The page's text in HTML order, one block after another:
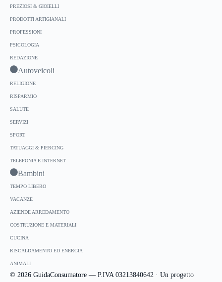
PREZIOSI & GIOIELLI
PRODOTTI ARTIGIANALI
PROFESSIONI
PSICOLOGIA
REDAZIONE
Autoveicoli
RELIGIONE
RISPARMIO
SALUTE
SERVIZI
SPORT
TATUAGGI & PIERCING
TELEFONIA E INTERNET
Bambini
TEMPO LIBERO
VACANZE
AZIENDE ARREDAMENTO
COSTRUZIONE E MATERIALI
CUCINA
RISCALDAMENTO ED ENERGIA
ANIMALI
© 2026 GuidaConsumatore — P.IVA 03213840642 · Un progetto